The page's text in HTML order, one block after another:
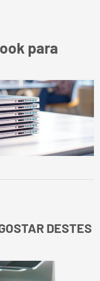
para
DESTES